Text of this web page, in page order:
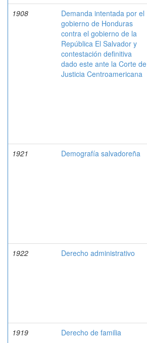
1908
Demanda intentada por el
gobierno de Honduras
contra el gobierno de la
República El Salvador y
contestación definitiva
dado este ante la Corte de
Justicia Centroamericana
1921
Demografía salvadoreña
1922
Derecho administrativo
1919
Derecho de familia